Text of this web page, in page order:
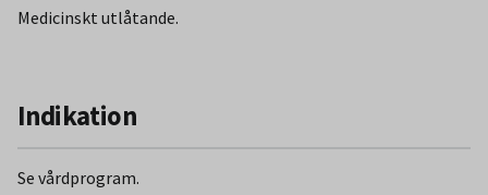
Medicinskt utlåtande.
Indikation
Se vårdprogram.